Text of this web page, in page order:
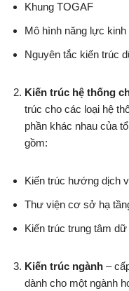
Khung TOGAF
Mô hình năng lực kinh
Nguyên tắc kiến trúc
Kiến trúc hệ thống
trúc cho các loại hệ
phần khác nhau của
gồm:
Kiến trúc hướng dịch
Thư viện cơ sở hạ
Kiến trúc trung tâm dữ
Kiến trúc ngành –
dành cho một ngành